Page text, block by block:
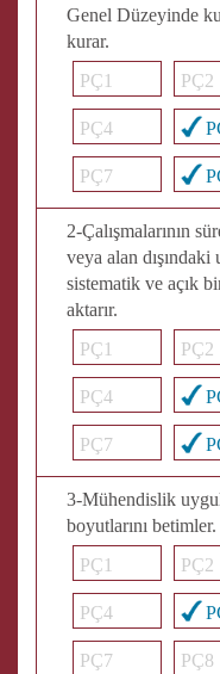
Genel Düzeyinde
kurar.
PÇ1
PÇ2
PÇ4
PÇ7
2-Çalışmalarının
veya alan dışındaki
sistematik ve açık
aktarır.
PÇ1
PÇ2
PÇ4
PÇ7
3-Mühendislik
boyutlarını betimler.
PÇ1
PÇ2
PÇ4
PÇ7 PÇ8